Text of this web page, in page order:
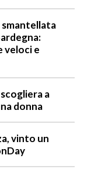
veloci e
a
donna
vinto un